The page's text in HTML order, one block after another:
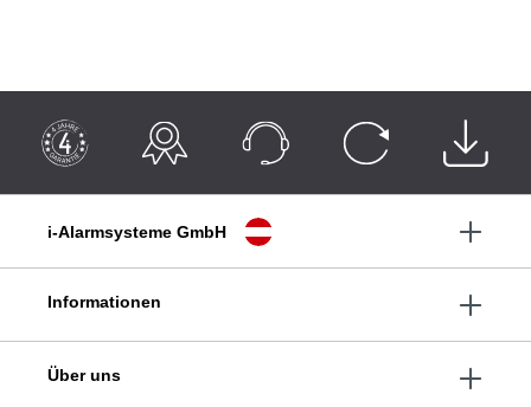
i-Alarmsysteme GmbH
Informationen
Über uns